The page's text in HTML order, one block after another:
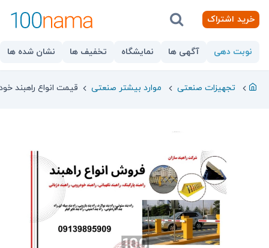
خرید اشتراک
نوبت دهی آگهی ها نمایشگاه تخفیف ها نشان شده ها
تجهیزات صنعتی موارد بیشتر صنعتی قیمت انواع راهبند